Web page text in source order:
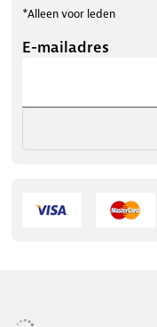
*Alleen voor leden
E-mailadres